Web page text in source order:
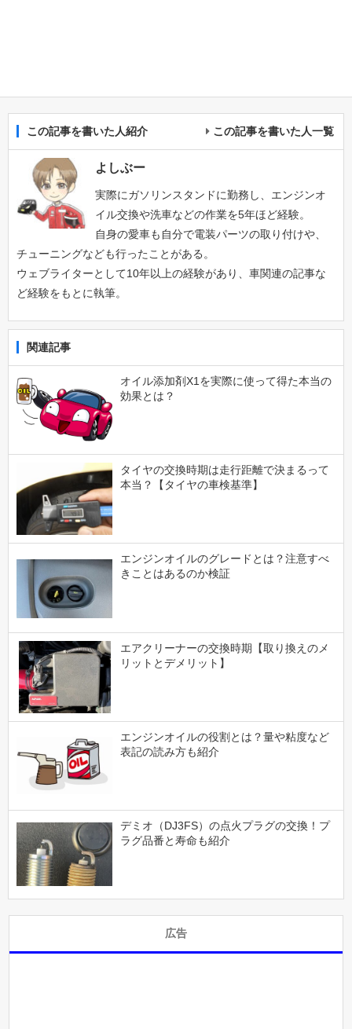
この記事を書いた人紹介 この記事を書いた人一覧
よしぶー
実際にガソリンスタンドに勤務し、エンジンオ
イル交換や洗車などの作業を5年ほど経験。
自身の愛車も自分で電装パーツの取り付けや、
チューニングなども行ったことがある。
ウェブライターとして10年以上の経験があり、車関連の記事な
ど経験をもとに執筆。
関連記事
オイル添加剤X1を実際に使って得た本当の
効果とは？
タイヤの交換時期は走行距離で決まるって
本当？【タイヤの車検基準】
エンジンオイルのグレードとは？注意すべ
きことはあるのか検証
エアクリーナーの交換時期【取り換えのメ
リットとデメリット】
エンジンオイルの役割とは？量や粘度など
表記の読み方も紹介
デミオ（DJ3FS）の点火プラグの交換！プ
ラグ品番と寿命も紹介
広告